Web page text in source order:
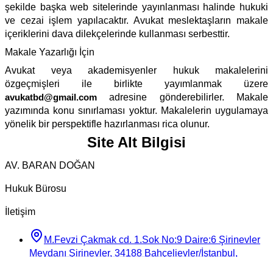
şekilde başka web sitelerinde yayınlanması halinde hukuki
ve cezai işlem yapılacaktır. Avukat meslektaşların makale
içeriklerini dava dilekçelerinde kullanması serbesttir.
Makale Yazarlığı İçin
Avukat veya akademisyenler hukuk makalelerini
özgeçmişleri ile birlikte yayımlanmak üzere
avukatbd@gmail.com adresine gönderebilirler. Makale
yazımında konu sınırlaması yoktur. Makalelerin uygulamaya
yönelik bir perspektifle hazırlanması rica olunur.
Site Alt Bilgisi
AV. BARAN DOĞAN
Hukuk Bürosu
İletişim
M.Fevzi Çakmak cd. 1.Sok No:9 Daire:6 Şirinevler
Meydanı Şirinevler, 34188 Bahçelievler/İstanbul,